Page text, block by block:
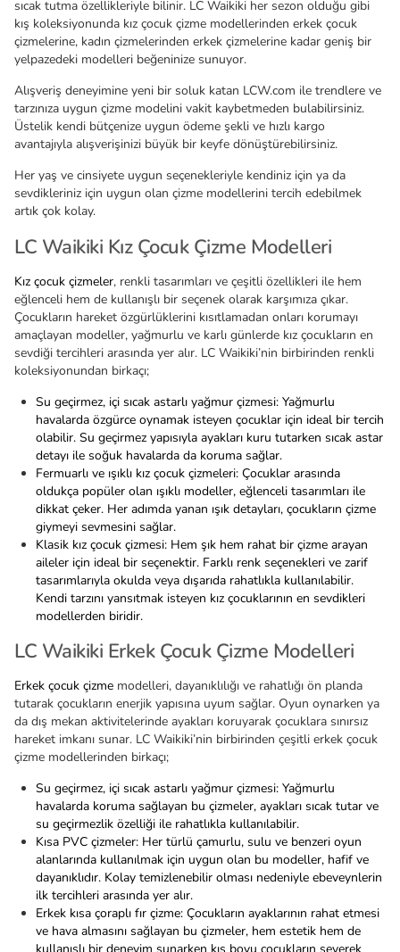
sıcak tutma özellikleriyle bilinir. LC Waikiki her sezon olduğu gibi
kış koleksiyonunda kız çocuk çizme modellerinden erkek çocuk
çizmelerine, kadın çizmelerinden erkek çizmelerine kadar geniş bir
yelpazedeki modelleri beğeninize sunuyor.
Alışveriş deneyimine yeni bir soluk katan LCW.com ile trendlere ve
tarzınıza uygun çizme modelini vakit kaybetmeden bulabilirsiniz.
Üstelik kendi bütçenize uygun ödeme şekli ve hızlı kargo
avantajıyla alışverişinizi büyük bir keyfe dönüştürebilirsiniz.
Her yaş ve cinsiyete uygun seçenekleriyle kendiniz için ya da
sevdikleriniz için uygun olan çizme modellerini tercih edebilmek
artık çok kolay.
LC Waikiki Kız Çocuk Çizme Modelleri
Kız çocuk çizmeler, renkli tasarımları ve çeşitli özellikleri ile hem
eğlenceli hem de kullanışlı bir seçenek olarak karşımıza çıkar.
Çocukların hareket özgürlüklerini kısıtlamadan onları korumayı
amaçlayan modeller, yağmurlu ve karlı günlerde kız çocukların en
sevdiği tercihleri arasında yer alır. LC Waikiki’nin birbirinden renkli
koleksiyonundan birkaçı;
Su geçirmez, içi sıcak astarlı yağmur çizmesi: Yağmurlu
havalarda özgürce oynamak isteyen çocuklar için ideal bir tercih
olabilir. Su geçirmez yapısıyla ayakları kuru tutarken sıcak astar
detayı ile soğuk havalarda da koruma sağlar.
Fermuarlı ve ışıklı kız çocuk çizmeleri: Çocuklar arasında
oldukça popüler olan ışıklı modeller, eğlenceli tasarımları ile
dikkat çeker. Her adımda yanan ışık detayları, çocukların çizme
giymeyi sevmesini sağlar.
Klasik kız çocuk çizmesi: Hem şık hem rahat bir çizme arayan
aileler için ideal bir seçenektir. Farklı renk seçenekleri ve zarif
tasarımlarıyla okulda veya dışarıda rahatlıkla kullanılabilir.
Kendi tarzını yansıtmak isteyen kız çocuklarının en sevdikleri
modellerden biridir.
LC Waikiki Erkek Çocuk Çizme Modelleri
Erkek çocuk çizme modelleri, dayanıklılığı ve rahatlığı ön planda
tutarak çocukların enerjik yapısına uyum sağlar. Oyun oynarken ya
da dış mekan aktivitelerinde ayakları koruyarak çocuklara sınırsız
hareket imkanı sunar. LC Waikiki’nin birbirinden çeşitli erkek çocuk
çizme modellerinden birkaçı;
Su geçirmez, içi sıcak astarlı yağmur çizmesi: Yağmurlu
havalarda koruma sağlayan bu çizmeler, ayakları sıcak tutar ve
su geçirmezlik özelliği ile rahatlıkla kullanılabilir.
Kısa PVC çizmeler: Her türlü çamurlu, sulu ve benzeri oyun
alanlarında kullanılmak için uygun olan bu modeller, hafif ve
dayanıklıdır. Kolay temizlenebilir olması nedeniyle ebeveynlerin
ilk tercihleri arasında yer alır.
Erkek kısa çoraplı fır çizme: Çocukların ayaklarının rahat etmesi
ve hava almasını sağlayan bu çizmeler, hem estetik hem de
kullanışlı bir deneyim sunarken kış boyu çocukların severek